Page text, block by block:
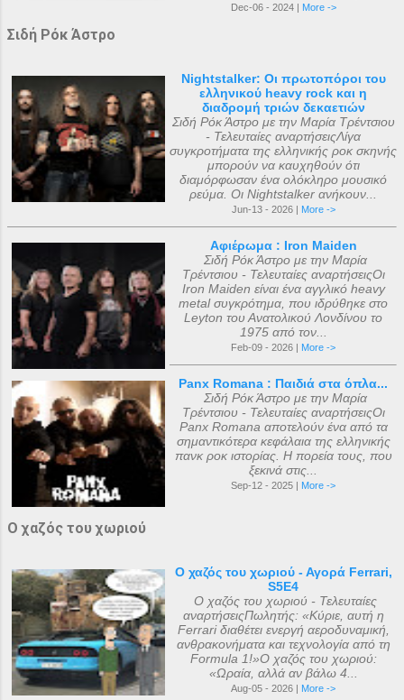
Dec-06 - 2024 | More ->
Σιδή Ρόκ Άστρο
Nightstalker: Οι πρωτοπόροι του
ελληνικού heavy rock και η
διαδρομή τριών δεκαετιών
Σιδή Ρόκ Άστρο με την Μαρία Τρέντσιου
- Τελευταίες αναρτήσειςΛίγα
συγκροτήματα της ελληνικής ροκ σκηνής
μπορούν να καυχηθούν ότι
διαμόρφωσαν ένα ολόκληρο μουσικό
ρεύμα. Οι Nightstalker ανήκουν...
Jun-13 - 2026 | More ->
Αφιέρωμα : Iron Maiden
Σιδή Ρόκ Άστρο με την Μαρία
Τρέντσιου - Τελευταίες αναρτήσειςΟι
Iron Maiden είναι ένα αγγλικό heavy
metal συγκρότημα, που ιδρύθηκε στο
Leyton του Ανατολικού Λονδίνου το
1975 από τον...
Feb-09 - 2026 | More ->
Panx Romana : Παιδιά στα όπλα...
Σιδή Ρόκ Άστρο με την Μαρία
Τρέντσιου - Τελευταίες αναρτήσειςΟι
Panx Romana αποτελούν ένα από τα
σημαντικότερα κεφάλαια της ελληνικής
πανκ ροκ ιστορίας. Η πορεία τους, που
ξεκινά στις...
Sep-12 - 2025 | More ->
Ο χαζός του χωριού
Ο χαζός του χωριού - Αγορά Ferrari,
S5E4
Ο χαζός του χωριού - Τελευταίες
αναρτήσειςΠωλητής: «Κύριε, αυτή η
Ferrari διαθέτει ενεργή αεροδυναμική,
ανθρακονήματα και τεχνολογία από τη
Formula 1!»Ο χαζός του χωριού:
«Ωραία, αλλά αν βάλω 4...
Aug-05 - 2026 | More ->